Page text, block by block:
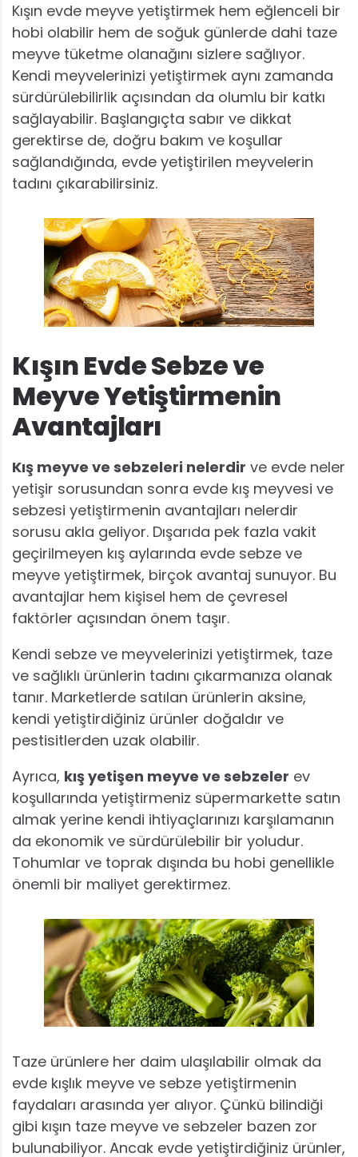
Kışın evde meyve yetiştirmek hem eğlenceli bir
hobi olabilir hem de soğuk günlerde dahi taze
meyve tüketme olanağını sizlere sağlıyor.
Kendi meyvelerinizi yetiştirmek aynı zamanda
sürdürülebilirlik açısından da olumlu bir katkı
sağlayabilir. Başlangıçta sabır ve dikkat
gerektirse de, doğru bakım ve koşullar
sağlandığında, evde yetiştirilen meyvelerin
tadını çıkarabilirsiniz.
Kışın Evde Sebze ve
Meyve Yetiştirmenin
Avantajları
Kış meyve ve sebzeleri nelerdir ve evde neler
yetişir sorusundan sonra evde kış meyvesi ve
sebzesi yetiştirmenin avantajları nelerdir
sorusu akla geliyor. Dışarıda pek fazla vakit
geçirilmeyen kış aylarında evde sebze ve
meyve yetiştirmek, birçok avantaj sunuyor. Bu
avantajlar hem kişisel hem de çevresel
faktörler açısından önem taşır.
Kendi sebze ve meyvelerinizi yetiştirmek, taze
ve sağlıklı ürünlerin tadını çıkarmanıza olanak
tanır. Marketlerde satılan ürünlerin aksine,
kendi yetiştirdiğiniz ürünler doğaldır ve
pestisitlerden uzak olabilir.
Ayrıca, kış yetişen meyve ve sebzeler ev
koşullarında yetiştirmeniz süpermarkette satın
almak yerine kendi ihtiyaçlarınızı karşılamanın
da ekonomik ve sürdürülebilir bir yoludur.
Tohumlar ve toprak dışında bu hobi genellikle
önemli bir maliyet gerektirmez.
Taze ürünlere her daim ulaşılabilir olmak da
evde kışlık meyve ve sebze yetiştirmenin
faydaları arasında yer alıyor. Çünkü bilindiği
gibi kışın taze meyve ve sebzeler bazen zor
bulunabiliyor. Ancak evde yetiştirdiğiniz ürünler,